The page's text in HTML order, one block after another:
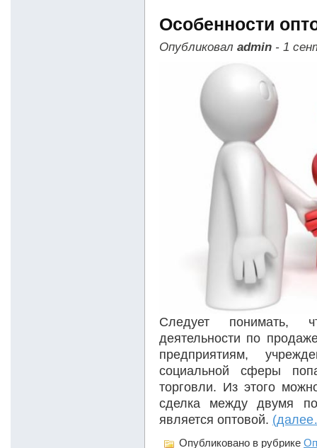
Особенности
Опубликовал admin - 1
Следует понимать,
деятельности по
предприятиям,
социальной сферы
торговли. Из этого
сделка между двумя
является оптовой.
Опубликовано в рубрике